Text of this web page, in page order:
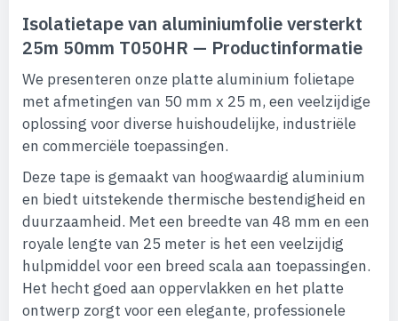
Isolatietape van aluminiumfolie versterkt
25m 50mm T050HR — Productinformatie
We presenteren onze platte aluminium folietape
met afmetingen van 50 mm x 25 m, een veelzijdige
oplossing voor diverse huishoudelijke, industriële
en commerciële toepassingen.
Deze tape is gemaakt van hoogwaardig aluminium
en biedt uitstekende thermische bestendigheid en
duurzaamheid. Met een breedte van 48 mm en een
royale lengte van 25 meter is het een veelzijdig
hulpmiddel voor een breed scala aan toepassingen.
Het hecht goed aan oppervlakken en het platte
ontwerp zorgt voor een elegante, professionele